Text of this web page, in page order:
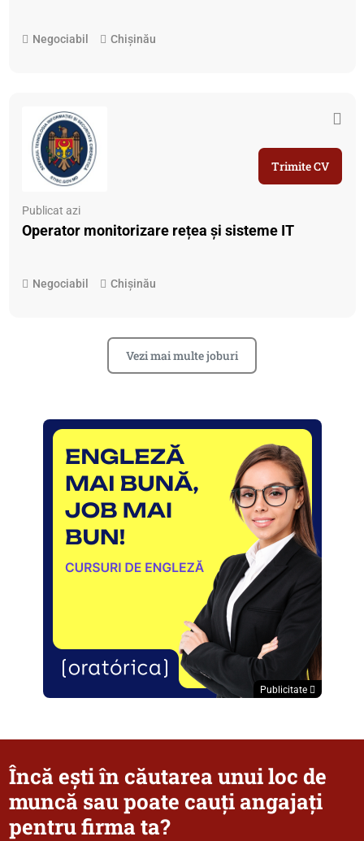
Negociabil Chișinău
Publicat azi
Operator monitorizare rețea și sisteme IT
Negociabil Chișinău
Trimite CV
Vezi mai multe joburi
Publicitate
Încă ești în căutarea unui loc de
muncă sau poate cauți angajați
pentru firma ta?